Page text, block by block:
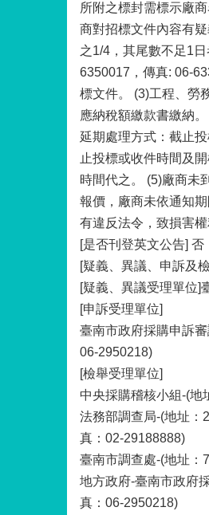
所附之標封需標示廠
商對招標文件內容有
之1/4，其尾數不足1
6350017，傳真: 06-
標文件。 (3)工程、勞
應納稅額繳款書繳納
延期處理方式：截止
止投標或收件時間及
時間代之。 (5)廠商未
報價，廠商未依通知
有違反法令，致損害
[是否刊登英文公告] 否
[疑義、異議、申訴及
[疑義、異議受理單位]
[申訴受理單位]
臺南市政府採購申訴
06-2950218)
[檢舉受理單位]
中央採購稽核小組-(地
法務部調查局-(地址：
真：02-29188888)
臺南市調查處-(地址：
地方政府-臺南市政府
真：06-2950218)